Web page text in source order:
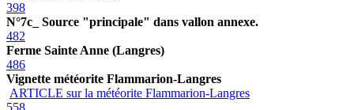
398
N°7c_ Source "principale" dans vallon annexe.
482
Ferme Sainte Anne (Langres)
486
Vignette météorite Flammarion-Langres
ARTICLE sur la météorite Flammarion-Langres
558